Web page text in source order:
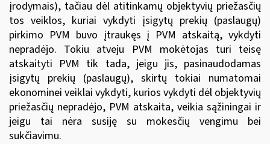
įrodymais), tačiau dėl atitinkamų objektyvių priežasčių
tos veiklos, kuriai vykdyti įsigytų prekių (paslaugų)
pirkimo PVM buvo įtraukęs į PVM atskaitą, vykdyti
nepradėjo. Tokiu atveju PVM mokėtojas turi teisę
atskaityti PVM tik tada, jeigu jis, pasinaudodamas
įsigytų prekių (paslaugų), skirtų tokiai numatomai
ekonominei veiklai vykdyti, kurios vykdyti dėl objektyvių
priežasčių nepradėjo, PVM atskaita, veikia sąžiningai ir
jeigu tai nėra susiję su mokesčių vengimu bei
sukčiavimu.